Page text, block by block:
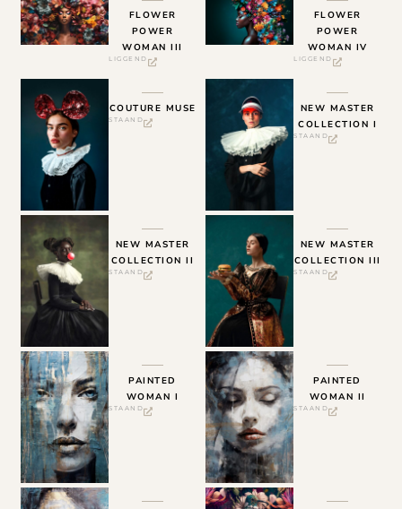
FLOWER
POWER
WOMAN III
LIGGEND
FLOWER
POWER
WOMAN IV
LIGGEND
COUTURE MUSE
STAAND
NEW MASTER
COLLECTION I
STAAND
NEW MASTER
COLLECTION II
STAAND
NEW MASTER
COLLECTION III
STAAND
PAINTED
WOMAN I
STAAND
PAINTED
WOMAN II
STAAND